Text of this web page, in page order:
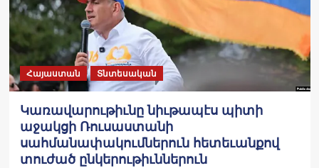
Հայաստան Տնտեսական
Կառավարութիւնը նիւթապէս պիտի
աջակցի Ռուսաստանի
սահմանափակումներուն հետեւանքով
տուժած ընկերութիւններուն